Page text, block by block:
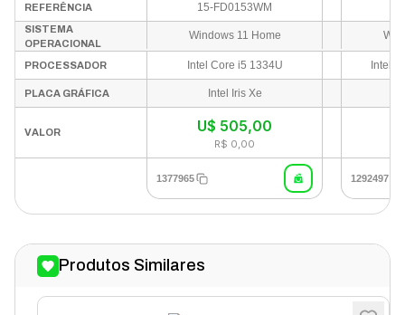
REFERÊNCIA 15-FD0153WM
SISTEMA
OPERACIONAL
Windows 11 Home
PROCESSADOR Intel Core i5 1334U Intel
PLACA GRÁFICA Intel Iris Xe
VALOR U$ 505,00
R$ 0,00
1377965 1292497
Produtos Similares